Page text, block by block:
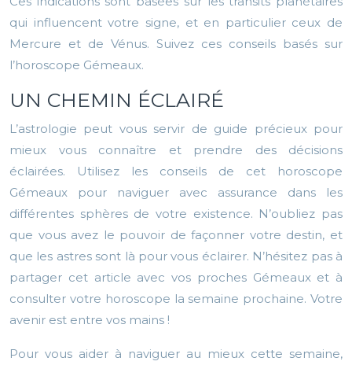
qui influencent votre signe, et en particulier ceux de
Mercure et de Vénus. Suivez ces conseils basés sur
l’horoscope Gémeaux.
UN CHEMIN ÉCLAIRÉ
L’astrologie peut vous servir de guide précieux pour
mieux vous connaître et prendre des décisions
éclairées. Utilisez les conseils de cet horoscope
Gémeaux pour naviguer avec assurance dans les
différentes sphères de votre existence. N’oubliez pas
que vous avez le pouvoir de façonner votre destin, et
que les astres sont là pour vous éclairer. N’hésitez pas à
partager cet article avec vos proches Gémeaux et à
consulter votre horoscope la semaine prochaine. Votre
avenir est entre vos mains !
Pour vous aider à naviguer au mieux cette semaine,